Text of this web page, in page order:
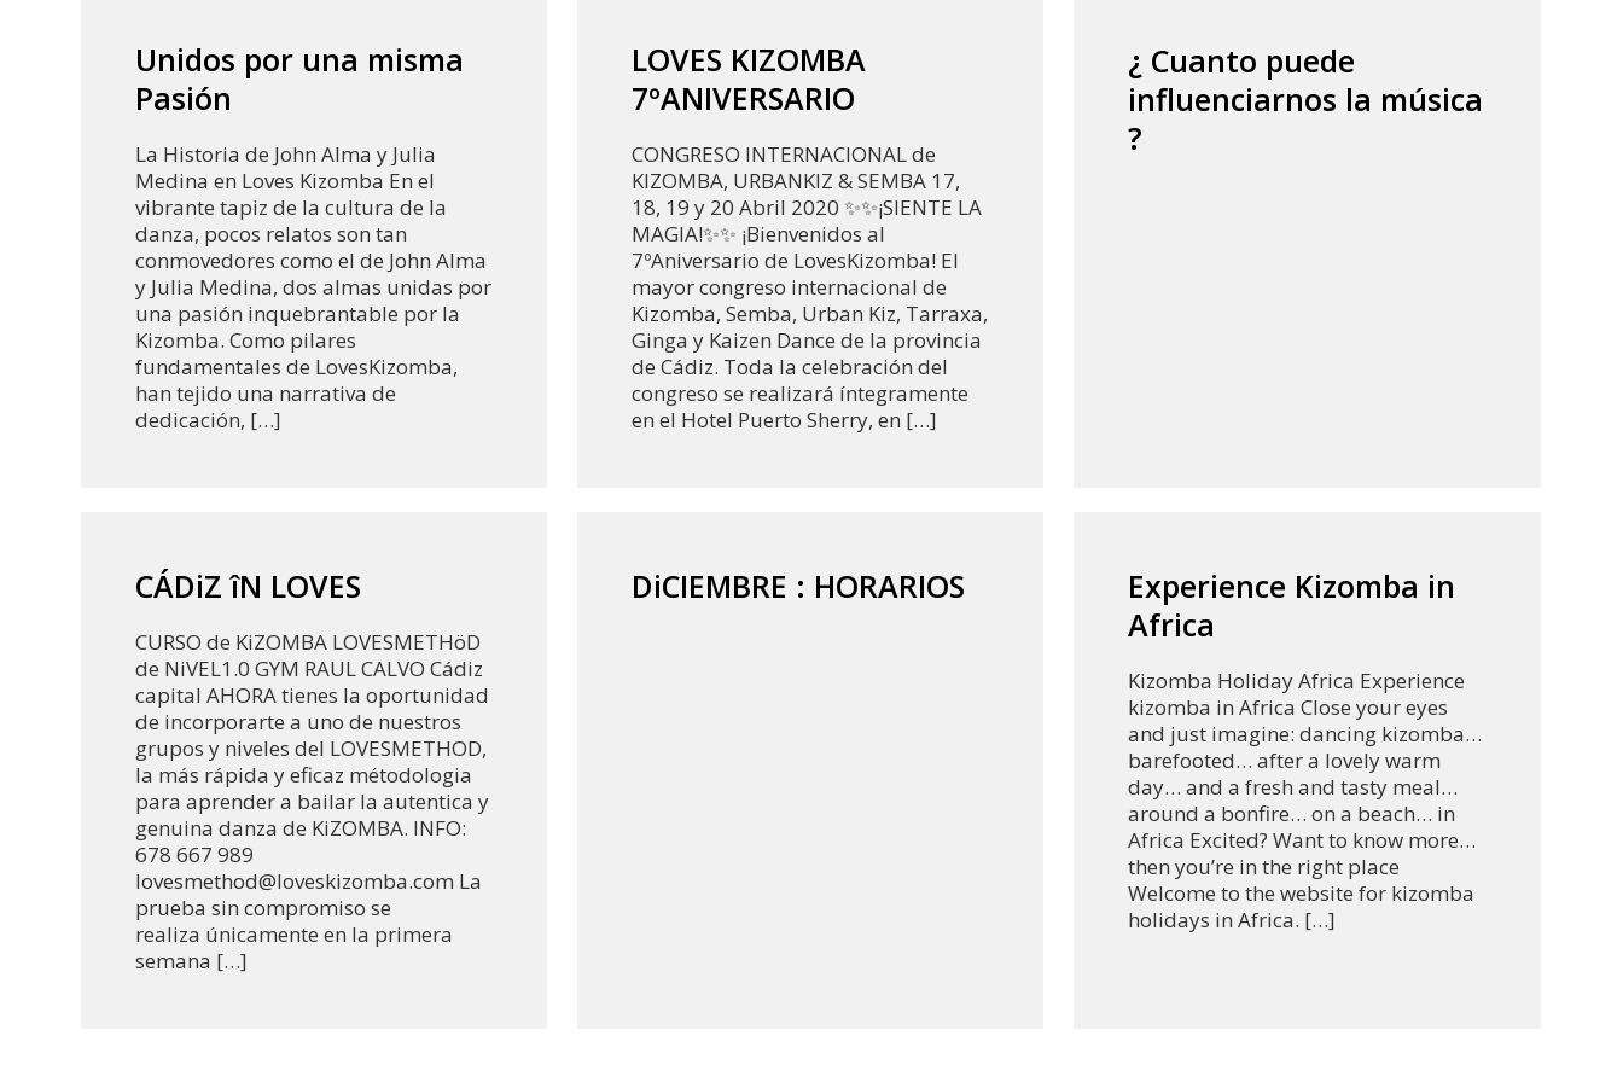
Unidos por una misma
Pasión
La Historia de John Alma y Julia
Medina en Loves Kizomba En el
vibrante tapiz de la cultura de la
danza, pocos relatos son tan
conmovedores como el de John Alma
y Julia Medina, dos almas unidas por
una pasión inquebrantable por la
Kizomba. Como pilares
fundamentales de LovesKizomba,
han tejido una narrativa de
dedicación, […]
LOVES KIZOMBA
7ºANIVERSARIO
CONGRESO INTERNACIONAL de
KIZOMBA, URBANKIZ & SEMBA 17,
18, 19 y 20 Abril 2020 ✨✨¡SIENTE LA
MAGIA!✨✨ ¡Bienvenidos al
7ºAniversario de LovesKizomba! El
mayor congreso internacional de
Kizomba, Semba, Urban Kiz, Tarraxa,
Ginga y Kaizen Dance de la provincia
de Cádiz. Toda la celebración del
congreso se realizará íntegramente
en el Hotel Puerto Sherry, en […]
¿ Cuanto puede
influenciarnos la música
?
CÁDiZ îN LOVES
CURSO de KiZOMBA LOVESMETHöD
de NiVEL1.0 GYM RAUL CALVO Cádiz
capital AHORA tienes la oportunidad
de incorporarte a uno de nuestros
grupos y niveles del LOVESMETHOD,
la más rápida y eficaz métodologia
para aprender a bailar la autentica y
genuina danza de KiZOMBA. INFO:
678 667 989
lovesmethod@loveskizomba.com La
prueba sin compromiso se
realiza únicamente en la primera
semana […]
DiCIEMBRE : HORARIOS
Experience Kizomba in
Africa
Kizomba Holiday Africa Experience
kizomba in Africa Close your eyes
and just imagine: dancing kizomba…
barefooted… after a lovely warm
day… and a fresh and tasty meal…
around a bonfire… on a beach… in
Africa Excited? Want to know more…
then you’re in the right place
Welcome to the website for kizomba
holidays in Africa. […]